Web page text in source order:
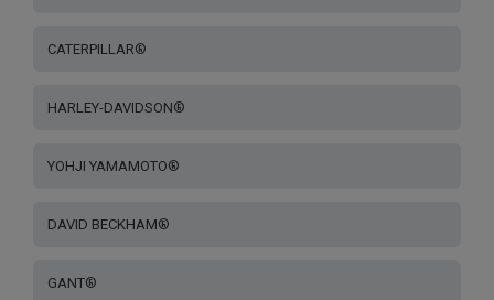
CATERPILLAR®
HARLEY-DAVIDSON®
YOHJI YAMAMOTO®
DAVID BECKHAM®
GANT®